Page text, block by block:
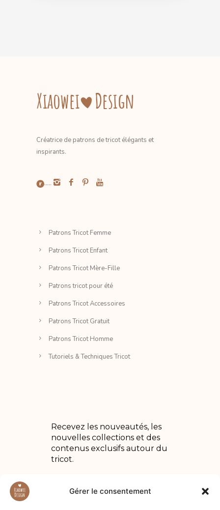
Gérer le consentement
Créatrice de patrons de tricot élégants et
inspirants.
.....
Patrons Tricot Femme
Patrons Tricot Enfant
Patrons Tricot Mère-Fille
Patrons tricot pour été
Patrons Tricot Accessoires
Patrons Tricot Gratuit
Patrons Tricot Homme
Tutoriels & Techniques Tricot
Recevez les nouveautés, les
nouvelles collections et des
contenus exclusifs autour du
tricot.